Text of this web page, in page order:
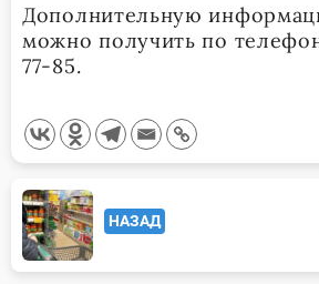
Дополнительную
можно получить по
77-85.
<span
class="nav-
subtitle
НАЗАД